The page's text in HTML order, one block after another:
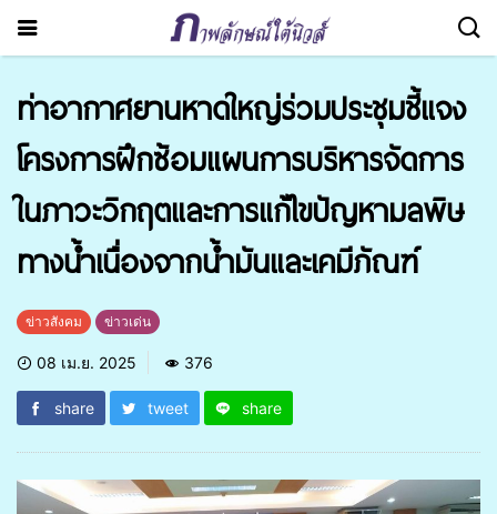
ท่าอากาศยานหาดใหญ่ร่วมประชุมชี้แจง
โครงการฝึกซ้อมแผนการบริหารจัดการ
ในภาวะวิกฤตและการแก้ไขปัญหามลพิษ
ทางน้ำเนื่องจากน้ำมันและเคมีภัณฑ์
ข่าวสังคม ข่าวเด่น
08 เม.ย. 2025 376
share tweet share